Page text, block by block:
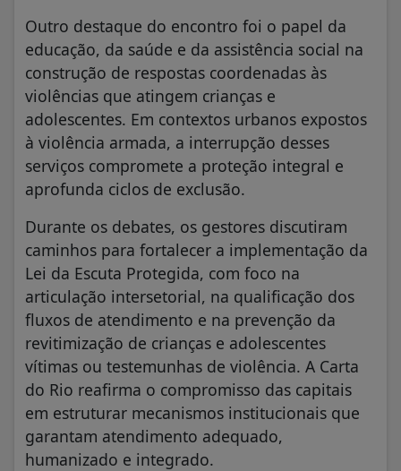
Outro destaque do encontro foi o papel da
educação, da saúde e da assistência social na
construção de respostas coordenadas às
violências que atingem crianças e
adolescentes. Em contextos urbanos expostos
à violência armada, a interrupção desses
serviços compromete a proteção integral e
aprofunda ciclos de exclusão.
Durante os debates, os gestores discutiram
caminhos para fortalecer a implementação da
Lei da Escuta Protegida, com foco na
articulação intersetorial, na qualificação dos
fluxos de atendimento e na prevenção da
revitimização de crianças e adolescentes
vítimas ou testemunhas de violência. A Carta
do Rio reafirma o compromisso das capitais
em estruturar mecanismos institucionais que
garantam atendimento adequado,
humanizado e integrado.